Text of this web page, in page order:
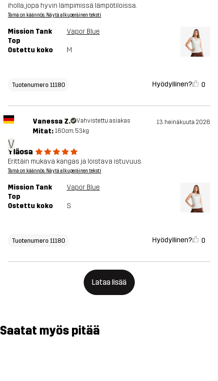
iholla, jopa hyvin lämpimissä lämpötiloissa.
Tämä on käännös. Näytä alkuperäinen teksti
Mission Tank
Top
Vapor Blue
Ostettu koko M
Tuotenumero 11180 Hyödyllinen? 0
V
Vanessa Z. Vahvistettu asiakas 13. heinäkuuta 2026
Mitat: 160cm, 53kg
Yläosa
Erittäin mukava kangas ja loistava istuvuus.
Tämä on käännös. Näytä alkuperäinen teksti
Mission Tank
Top
Vapor Blue
Ostettu koko S
Tuotenumero 11180 Hyödyllinen? 0
Lataa lisää
Saatat myös pitää